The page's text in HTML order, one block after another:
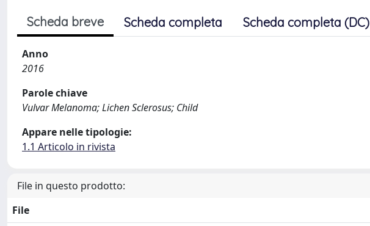
Scheda breve Scheda completa Scheda completa (DC)
Anno
2016
Parole chiave
Vulvar Melanoma; Lichen Sclerosus; Child
Appare nelle tipologie:
1.1 Articolo in rivista
File in questo prodotto:
File